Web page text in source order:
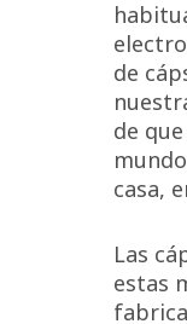
de
de
casa,
Las
estas